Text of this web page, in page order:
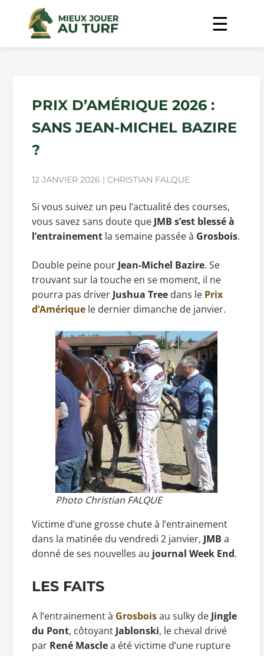
PRIX D’AMÉRIQUE 2026 :
SANS JEAN-MICHEL BAZIRE
?
12 JANVIER 2026 | CHRISTIAN FALQUE
Si vous suivez un peu l’actualité des courses,
vous savez sans doute que JMB s’est blessé à
l’entrainement la semaine passée à Grosbois.
Double peine pour Jean-Michel Bazire. Se
trouvant sur la touche en se moment, il ne
pourra pas driver Jushua Tree dans le Prix
d’Amérique le dernier dimanche de janvier.
Photo Christian FALQUE
Victime d’une grosse chute à l’entrainement
dans la matinée du vendredi 2 janvier, JMB a
donné de ses nouvelles au journal Week End.
LES FAITS
A l’entrainement à Grosboisau sulky deJingle
du Pont, côtoyantJablonski, le cheval drivé
par René Masclea été victime d’une rupture